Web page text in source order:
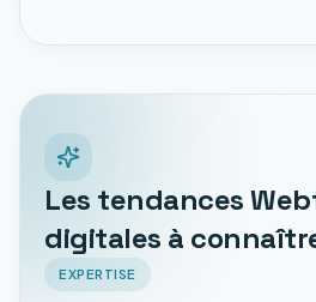
Les tendances
digitales à
EXPERTISE